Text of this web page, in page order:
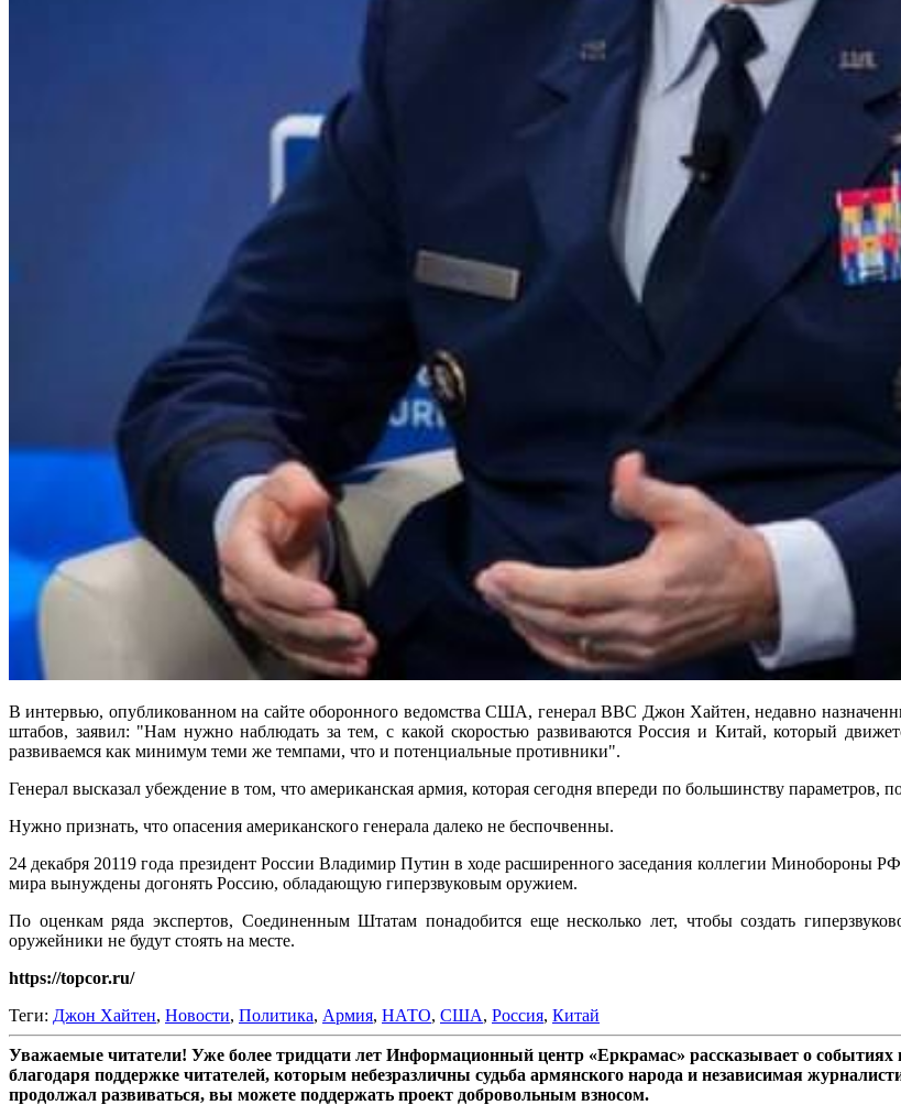
В интервью, опубликованном на сайте оборонного ведомства США, генерал ВВС Джон Хайтен, недавно
штабов, заявил: "Нам нужно наблюдать за тем, с какой скоростью развиваются Россия и Китай, который
развиваемся как минимум теми же темпами, что и потенциальные противники".
Генерал высказал убеждение в том, что американская армия, которая сегодня впереди по большинству параметров,
Нужно признать, что опасения американского генерала далеко не беспочвенны.
24 декабря 20119 года президент России Владимир Путин в ходе расширенного заседания коллегии Минобороны
мира вынуждены догонять Россию, обладающую гиперзвуковым оружием.
По оценкам ряда экспертов, Соединенным Штатам понадобится еще несколько лет, чтобы создать
оружейники не будут стоять на месте.
https://topcor.ru/
Теги: Джон Хайтен, Новости, Политика, Армия, НАТО, США, Россия, Китай
Уважаемые читатели! Уже более тридцати лет Информационный центр «Еркрамас» рассказывает о
благодаря поддержке читателей, которым небезразличны судьба армянского народа и независимая
продолжал развиваться, вы можете поддержать проект добровольным взносом.